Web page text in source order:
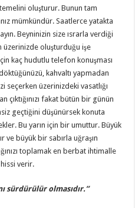
oluşturur. Bunun tam
mümkündür. Saatlerce yatakta
Beyninizin size ısrarla verdiği
üzerinizde oluşturduğu işe
kaç hudutlu telefon konuşması
döktüğünüzü, kahvaltı yapmadan
seçerken üzerinizdeki vasatlığı
çıktığınızı fakat bütün bir günün
geçtiğini düşünürsek konuta
Bu yarın için bir umuttur. Büyük
ve büyük bir sabırla uğraşın
toplamak en berbat ihtimalle
hissi verir.
sürdürülür olmasıdır.’’